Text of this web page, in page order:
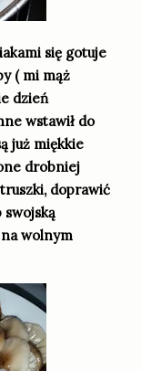
się gotuje
( mi mąż
dzień
wstawił do
już miękkie
drobniej
doprawić
swojską
wolnym